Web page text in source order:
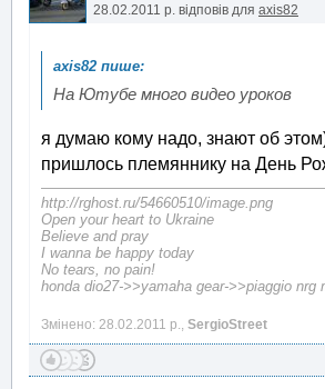
28.02.2011 р. відповів для axis82
На Ютубе много видео уроков
я думаю кому надо, знают об
пришлось племяннику на День
http://rghost.ru/54660510/image.png
Open your heart to Ukraine
Believe and pray
I wanna be happy today
No tears, no pain!
honda dio27->>yamaha gear->>piaggio nrg
Змінено: 28.02.2011 р., SergioStreet